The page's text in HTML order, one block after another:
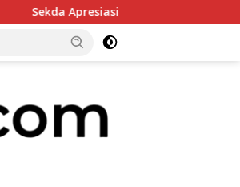
Inspektorat Provinsi Bengkulu